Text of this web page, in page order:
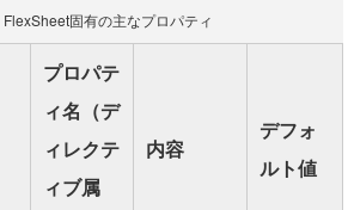
固有の主なプロパティ
プロパテ
ィ名（デ
ィレクテ
ィブ属
内容
デフォ
ルト値